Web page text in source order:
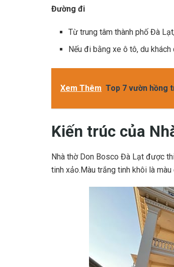
Đường đi
Từ trung tâm thành phố Đà
Nếu đi bằng xe ô tô, du
Xem Thêm Top 7 vườn hồng
Kiến trúc của
Nhà thờ Don Bosco Đà Lạt được
tinh xảo.Màu trắng tinh khôi là